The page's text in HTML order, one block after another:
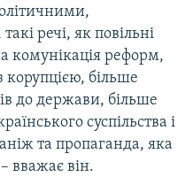
речі, як повільні
комунікація реформ,
корупцією, більше
до держави, більше
суспільства і
та пропаганда, яка
вважає він.